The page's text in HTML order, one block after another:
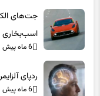
اسب‌بخاری
6 ماه پیش
ردپای
6 ماه پیش